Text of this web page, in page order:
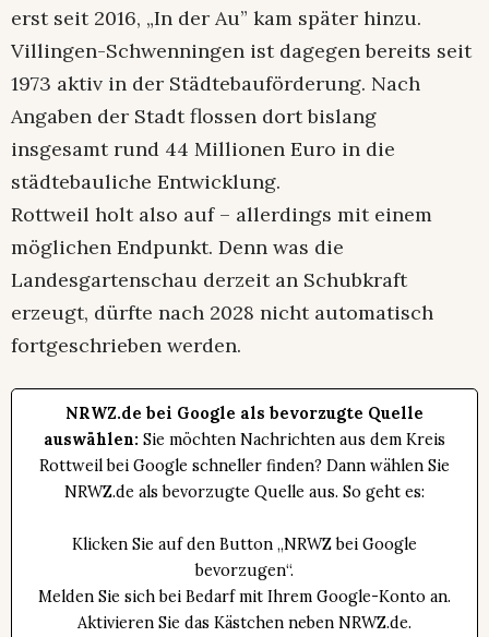
erst seit 2016, „In der Au” kam später hinzu.
Villingen-Schwenningen ist dagegen bereits seit
1973 aktiv in der Städtebauförderung. Nach
Angaben der Stadt flossen dort bislang
insgesamt rund 44 Millionen Euro in die
städtebauliche Entwicklung.
Rottweil holt also auf – allerdings mit einem
möglichen Endpunkt. Denn was die
Landesgartenschau derzeit an Schubkraft
erzeugt, dürfte nach 2028 nicht automatisch
fortgeschrieben werden.
NRWZ.de bei Google als bevorzugte Quelle
auswählen: Sie möchten Nachrichten aus dem Kreis
Rottweil bei Google schneller finden? Dann wählen Sie
NRWZ.de als bevorzugte Quelle aus. So geht es:
Klicken Sie auf den Button „NRWZ bei Google
bevorzugen“.
Melden Sie sich bei Bedarf mit Ihrem Google-Konto an.
Aktivieren Sie das Kästchen neben NRWZ.de.